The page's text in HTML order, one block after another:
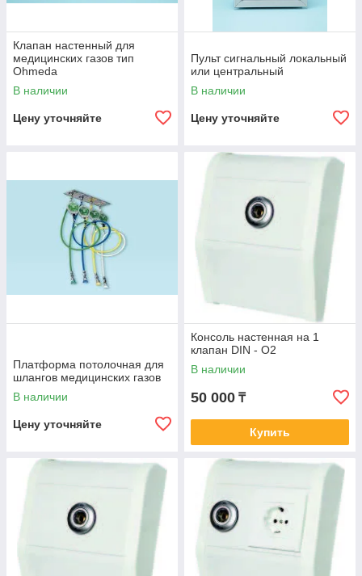
Клапан настенный для
медицинских газов тип
Ohmeda
В наличии
Цену уточняйте
Пульт сигнальный локальный
или центральный
В наличии
Цену уточняйте
Платформа потолочная для
шлангов медицинских газов
В наличии
Цену уточняйте
Консоль настенная на 1
клапан DIN - О2
В наличии
50 000 ₸
Купить